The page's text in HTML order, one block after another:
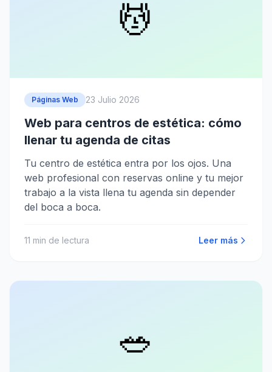
💆
Páginas Web 23 Julio 2026
Web para centros de estética: cómo
llenar tu agenda de citas
Tu centro de estética entra por los ojos. Una
web profesional con reservas online y tu mejor
trabajo a la vista llena tu agenda sin depender
del boca a boca.
11 min de lectura Leer más
🥗